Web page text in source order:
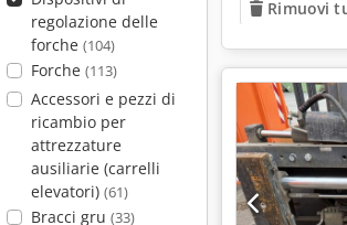
regolazione delle
forche (104)
Forche (113)
Accessori e pezzi di
ricambio per
attrezzature
ausiliarie (carrelli
elevatori) (61)
Bracci gru (33)
Rimuovi